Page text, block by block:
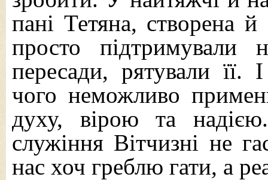
пані Тетяна, створена
просто підтримували
пересади, рятували її.
чого неможливо
духу, вірою та
служіння Вітчизні не
нас хоч греблю гати, а